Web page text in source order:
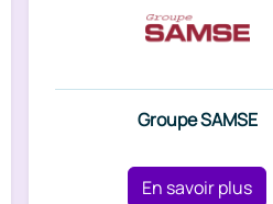
Groupe SAMSE
En savoir plus